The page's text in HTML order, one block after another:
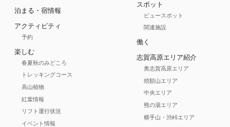
泊まる・宿情報
アクティビティ
予約
楽しむ
春夏秋のみどころ
トレッキングコース
高山植物
紅葉情報
リフト運行状況
イベント情報
スポット
ビュースポット
関連施設
働く
志賀高原エリア紹介
奥志賀高原エリア
焼額山エリア
中央エリア
熊の湯エリア
横手山・渋峠エリア